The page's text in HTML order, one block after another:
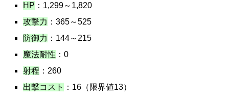
HP ：1,299～1,820
攻撃力 ：365～525
防御力 ：144～215
魔法耐性 ：0
射程 ：260
出撃コスト
：16（限界値13）